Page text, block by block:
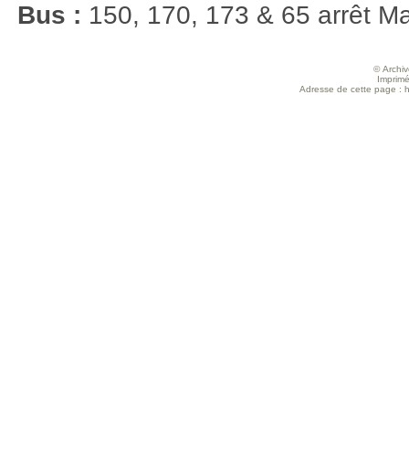
Bus : 150, 170, 173 & 65 arrêt
©
Adresse de cette page :